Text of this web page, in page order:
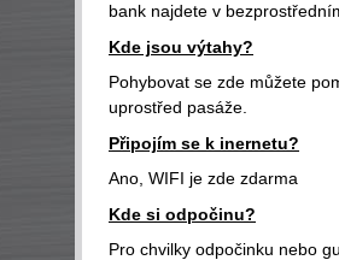
bank najdete v
Kde jsou výtahy?
Pohybovat se zde můžete
uprostřed pasáže.
Připojím se k inernetu?
Ano, WIFI je zde zdarma
Kde si odpočinu?
Pro chvilky odpočinku nebo